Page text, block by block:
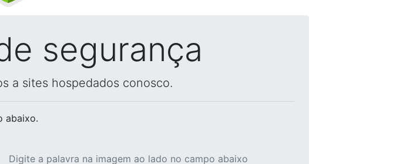
segurança
a sites hospedados conosco.
abaixo.
Digite a palavra na imagem ao lado no campo abaixo